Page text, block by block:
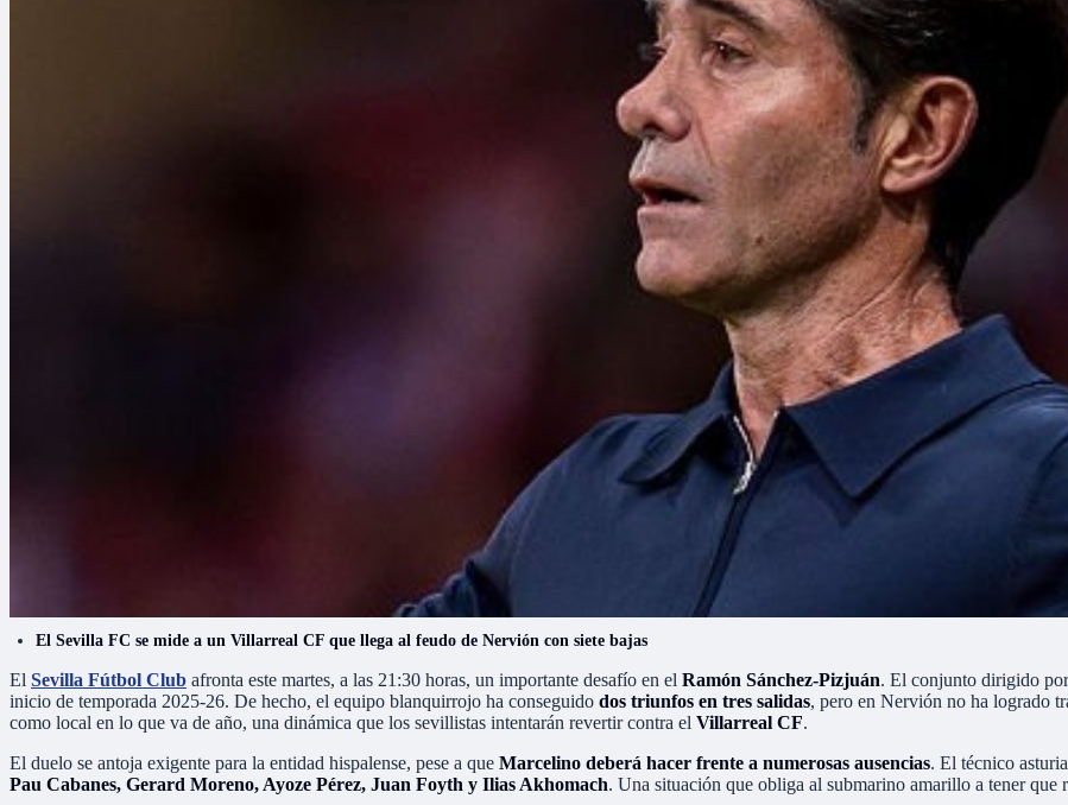
El Sevilla FC se mide a un Villarreal CF que llega al feudo de Nervión con siete bajas
El Sevilla Fútbol Club afronta este martes, a las 21:30 horas, un importante desafío en el Ramón Sánchez-Pizjuán. El conjunto dirigido
inicio de temporada 2025-26. De hecho, el equipo blanquirrojo ha conseguido dos triunfos en tres salidas, pero en Nervión no ha logrado
como local en lo que va de año, una dinámica que los sevillistas intentarán revertir contra el Villarreal CF.
El duelo se antoja exigente para la entidad hispalense, pese a que Marcelino deberá hacer frente a numerosas ausencias. El técnico
Pau Cabanes, Gerard Moreno, Ayoze Pérez, Juan Foyth y Ilias Akhomach. Una situación que obliga al submarino amarillo a tener que